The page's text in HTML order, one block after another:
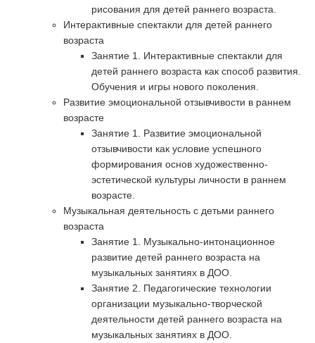
рисования для детей раннего возраста.
Интерактивные спектакли для детей раннего
возраста
Занятие 1. Интерактивные спектакли для
детей раннего возраста как способ развития.
Обучения и игры нового поколения.
Развитие эмоциональной отзывчивости в раннем
возрасте
Занятие 1. Развитие эмоциональной
отзывчивости как условие успешного
формирования основ художественно-
эстетической культуры личности в раннем
возрасте.
Музыкальная деятельность с детьми раннего
возраста
Занятие 1. Музыкально-интонационное
развитие детей раннего возраста на
музыкальных занятиях в ДОО.
Занятие 2. Педагогические технологии
организации музыкально-творческой
деятельности детей раннего возраста на
музыкальных занятиях в ДОО.